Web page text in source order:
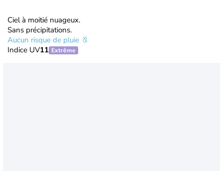
Ciel à moitié nuageux.
Sans précipitations.
Aucun risque de pluie
Indice UV11 Extrême